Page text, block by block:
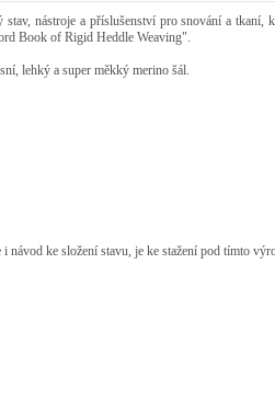
nástroje a příslušenství pro snování a tkaní,
Book of Rigid Heddle Weaving".
lehký a super měkký merino šál.
návod ke složení stavu, je ke stažení pod tímto